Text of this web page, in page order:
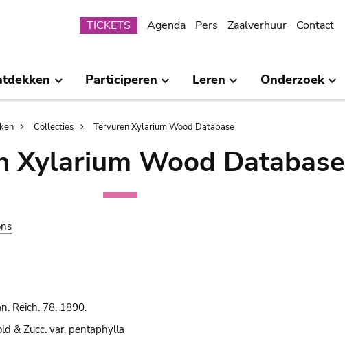
Submenu
TICKETS Agenda Pers Zaalverhuur Contact
Participeren Leren Onderzoek
Collecties Tervuren Xylarium Wood Database
Xylarium Wood Database
Reich. 78. 1890.
& Zucc. var. pentaphylla